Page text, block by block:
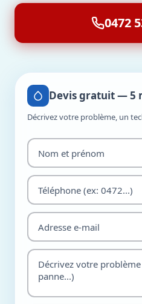
0472
Devis gratuit — 5
Décrivez votre problème, un